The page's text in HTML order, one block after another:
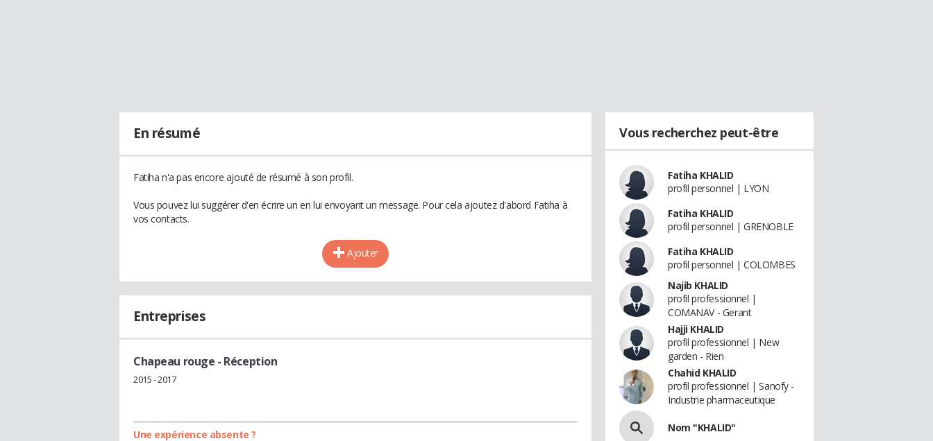
En résumé
Fatiha n'a pas encore ajouté de résumé à son profil.
Vous pouvez lui suggérer d'en écrire un en lui envoyant un message. Pour cela ajoutez d'abord Fatiha à
vos contacts.
Ajouter
Entreprises
Chapeau rouge - Réception
2015 - 2017
Une expérience absente ?
Vous recherchez peut-être
Fatiha KHALID
profil personnel | LYON
Fatiha KHALID
profil personnel | GRENOBLE
Fatiha KHALID
profil personnel | COLOMBES
Najib KHALID
profil professionnel |
COMANAV - Gerant
Hajji KHALID
profil professionnel | New
garden - Rien
Chahid KHALID
profil professionnel | Sanofy -
Industrie pharmaceutique
Nom "KHALID"